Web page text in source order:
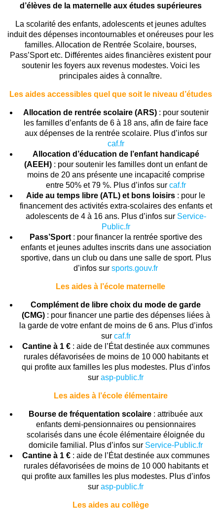
d’élèves de la maternelle aux études supérieures
La scolarité des enfants, adolescents et jeunes adultes
induit des dépenses incontournables et onéreuses pour les
familles. Allocation de Rentrée Scolaire, bourses,
Pass’Sport etc. Différentes aides financières existent pour
soutenir les foyers aux revenus modestes. Voici les
principales aides à connaître.
Les aides accessibles quel que soit le niveau d’études
Allocation de rentrée scolaire (ARS): pour soutenir
les familles d’enfants de 6 à 18 ans, afin de faire face
aux dépenses de la rentrée scolaire. Plus d’infos sur
caf.fr
Allocation d’éducation de l’enfant handicapé
(AEEH): pour soutenir les familles dont un enfant de
moins de 20 ans présente une incapacité comprise
entre 50% et 79 %. Plus d’infos sur caf.fr
Aide au temps libre (ATL) et bons loisirs : pour le
financement des activités extra-scolaires des enfants et
adolescents de 4 à 16 ans. Plus d’infos sur Service-
Public.fr
Pass’Sport: pour financer la rentrée sportive des
enfants et jeunes adultes inscrits dans une association
sportive, dans un club ou dans une salle de sport. Plus
d’infos sur sports.gouv.fr
Les aides à l’école maternelle
Complément de libre choix du mode de garde
(CMG): pour financer une partie des dépenses liées à
la garde de votre enfant de moins de 6 ans. Plus d’infos
sur caf.fr
Cantine à 1 €: aide de l’État destinée aux communes
rurales défavorisées de moins de 10 000 habitants et
qui profite aux familles les plus modestes. Plus d’infos
sur asp-public.fr
Les aides à l’école élémentaire
Bourse de fréquentation scolaire : attribuée aux
enfants demi-pensionnaires ou pensionnaires
scolarisés dans une école élémentaire éloignée du
domicile familial. Plus d’infos sur Service-Public.fr
Cantine à 1 €: aide de l’État destinée aux communes
rurales défavorisées de moins de 10 000 habitants et
qui profite aux familles les plus modestes. Plus d’infos
sur asp-public.fr
Les aides au collège